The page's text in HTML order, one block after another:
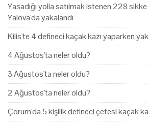
Yasadığı yolla satılmak istenen 228
Yalova'da yakalandı
Kilis'te 4 defineci kaçak kazı yaparken
4 Ağustos'ta neler oldu?
3 Ağustos'ta neler oldu?
2 Ağustos'ta neler oldu?
Çorum'da 5 kişilik defineci çetesi kaçak